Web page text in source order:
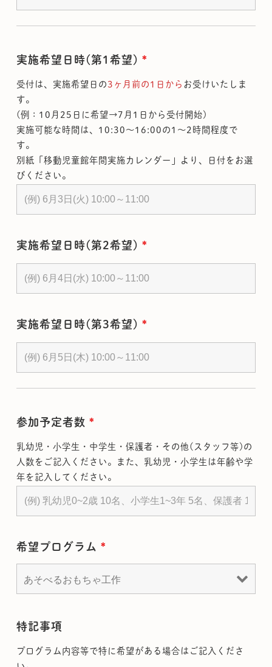
実施希望日時(第1希望)*
受付は、実施希望日の 3ヶ月前の1日から お受けいたしま
す。
(例：10月25日に希望→7月1日から受付開始)
実施可能な時間は、10:30～16:00の1～2時間程度で
す。
別紙「移動児童館年間実施カレンダー」より、日付をお選
びください。
実施希望日時(第2希望)*
実施希望日時(第3希望)*
参加予定者数*
乳幼児・小学生・中学生・保護者・その他(スタッフ等)の
人数をご記入ください。また、乳幼児・小学生は年齢や学
年を記入してください。
希望プログラム*
特記事項
プログラム内容等で特に希望がある場合はご記入くださ